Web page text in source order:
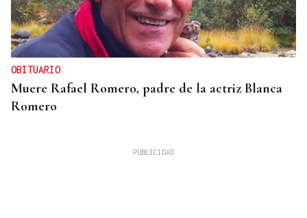
OBITUARIO
Muere Rafael Romero, padre de la actriz Blanca
Romero